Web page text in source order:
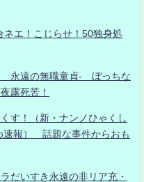
ネエ！こじらせ！50独身処
永遠の無職童貞- ぼっちな
露死苦！
す！（新・ナンノひゃくし
速報） 話題な事件からおも
だいすき永遠の非リア充・